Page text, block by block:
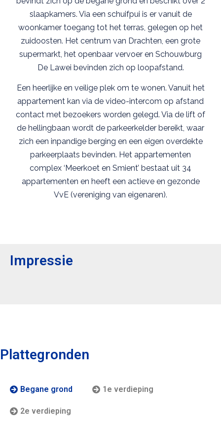
slaapkamers. Via een schuifpui is er vanuit de
woonkamer toegang tot het terras, gelegen op het
zuidoosten. Het centrum van Drachten, een grote
supermarkt, het openbaar vervoer en Schouwburg
De Lawei bevinden zich op loopafstand.
Een heerlijke en veilige plek om te wonen. Vanuit het
appartement kan via de video-intercom op afstand
contact met bezoekers worden gelegd. Via de lift of
de hellingbaan wordt de parkeerkelder bereikt, waar
zich een inpandige berging en een eigen overdekte
parkeerplaats bevinden. Het appartementen
complex ‘Meerkoet en Smient’ bestaat uit 34
appartementen en heeft een actieve en gezonde
VvE (vereniging van eigenaren).
Impressie
Plattegronden
Begane grond 1e verdieping
2e verdieping